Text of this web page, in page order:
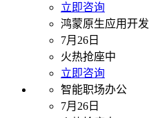
立即咨询
鸿蒙原生应用开发
7月26日
火热抢座中
立即咨询
智能职场办公
7月26日